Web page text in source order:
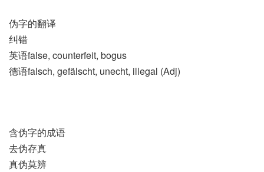
伪字的翻译
纠错
英语false, counterfeit, bogus
德语falsch, gefälscht, unecht, illegal (Adj)
含伪字的成语
去伪存真
真伪莫辨